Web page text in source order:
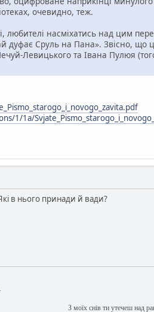
очевидно, теж.
насміхатись над цим
дуфає Сруль на Пана». Звісно,
Левицького та Івана Пулюя
1/1a/
в нього принади й вади?
З моїх снів ти утечеш над